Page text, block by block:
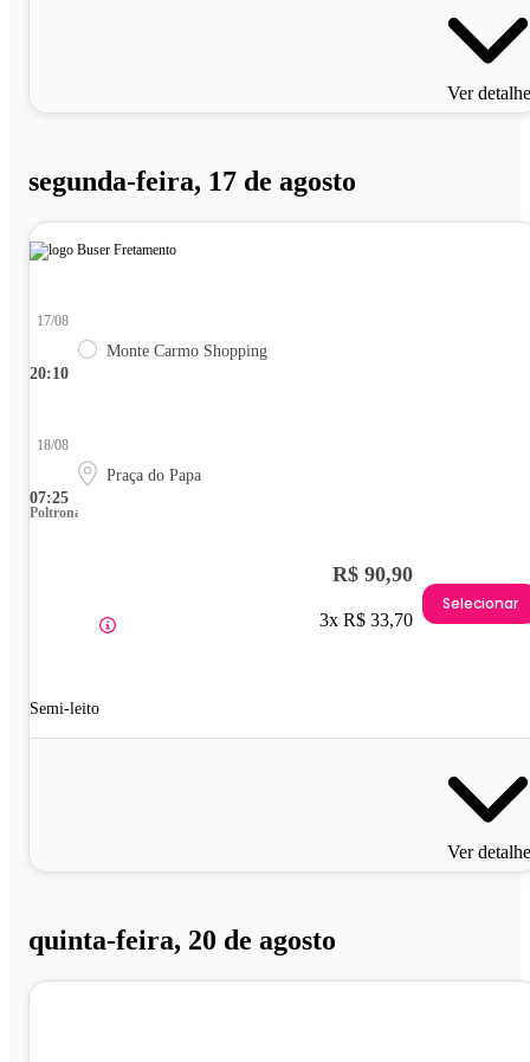
Ver
segunda-feira, 17 de agosto
20:10
17/08
Monte Carmo Shopping
07:25
18/08
Praça do Papa
Poltrona
Semi-leito
R$ 90,90
3x R$ 33,70
Selecionar
Ver
quinta-feira, 20 de agosto